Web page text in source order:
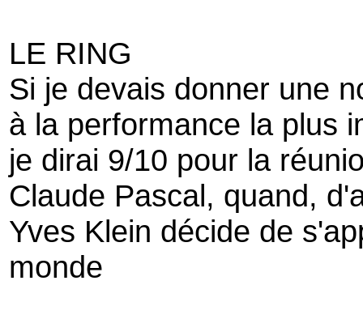
LE RING
Si je devais donner une
à la performance la plus
je dirai 9/10 pour la
Claude Pascal, quand,
Yves Klein décide de
monde